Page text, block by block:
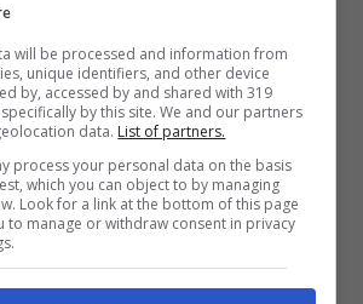
will be processed and information from
unique identifiers, and other device
by, accessed by and shared with 319
by this site. We and our partners
data. List of partners.
process your personal data on the basis
which you can object to by managing
Look for a link at the bottom of this page
to manage or withdraw consent in privacy